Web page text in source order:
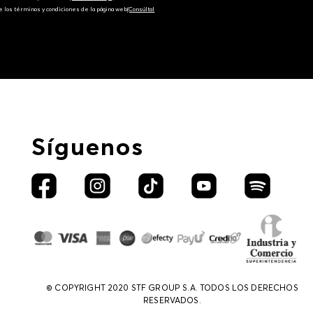
los términos y condiciones de la página web‎(Consúltal
Síguenos
© COPYRIGHT 2020 STF GROUP S.A. TODOS LOS DERECHOS
RESERVADOS.